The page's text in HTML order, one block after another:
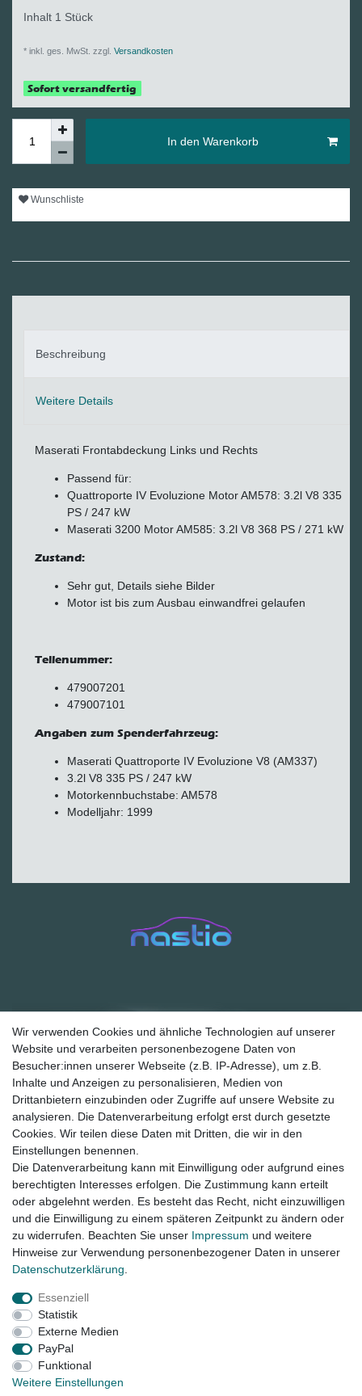
Inhalt 1 Stück
* inkl. ges. MwSt. zzgl. Versandkosten
Sofort versandfertig
In den Warenkorb
Wunschliste
Beschreibung
Weitere Details
Maserati Frontabdeckung Links und Rechts
Passend für:
Quattroporte IV Evoluzione Motor AM578: 3.2l V8 335
PS / 247 kW
Maserati 3200 Motor AM585: 3.2l V8 368 PS / 271 kW
Zustand:
Sehr gut, Details siehe Bilder
Motor ist bis zum Ausbau einwandfrei gelaufen
Teilenummer:
479007201
479007101
Angaben zum Spenderfahrzeug:
Maserati Quattroporte IV Evoluzione V8 (AM337)
3.2l V8 335 PS / 247 kW
Motorkennbuchstabe: AM578
Modelljahr: 1999
Widerrufs­recht
Daten­schutz­erklärung
Wir verwenden Cookies und ähnliche Technologien auf unserer
Website und verarbeiten personenbezogene Daten von
Besucher:innen unserer Webseite (z.B. IP-Adresse), um z.B.
Inhalte und Anzeigen zu personalisieren, Medien von
Drittanbietern einzubinden oder Zugriffe auf unsere Website zu
analysieren. Die Datenverarbeitung erfolgt erst durch gesetzte
Cookies. Wir teilen diese Daten mit Dritten, die wir in den
Einstellungen benennen.
Die Datenverarbeitung kann mit Einwilligung oder aufgrund eines
berechtigten Interesses erfolgen. Die Zustimmung kann erteilt
oder abgelehnt werden. Es besteht das Recht, nicht einzuwilligen
und die Einwilligung zu einem späteren Zeitpunkt zu ändern oder
zu widerrufen. Beachten Sie unser Impressum und weitere
Hinweise zur Verwendung personenbezogener Daten in unserer
Daten­schutz­erklärung
Essenziell
Statistik
Externe Medien
PayPal
Funktional
Weitere Einstellungen